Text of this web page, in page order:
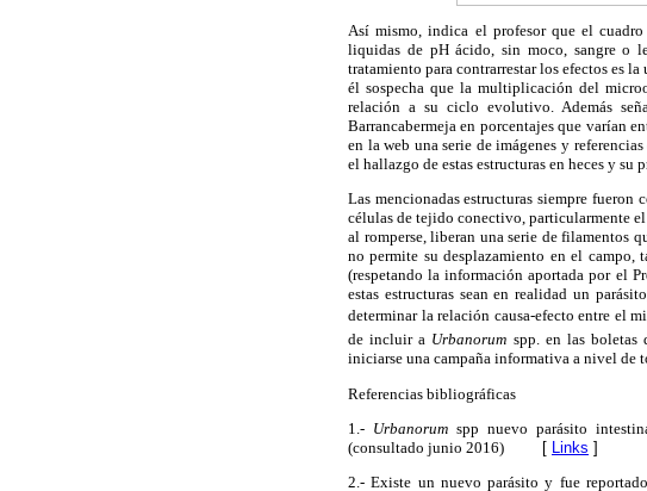
Así mismo, indica el profesor que el cuadro
liquidas de pH ácido, sin moco, sangre o
tratamiento para contrarrestar los efectos es
él sospecha que la multiplicación del
relación a su ciclo evolutivo. Además
Barrancabermeja en porcentajes que varían
en la web una serie de imágenes y
el hallazgo de estas estructuras en heces y su
Las mencionadas estructuras siempre
células de tejido conectivo, particularmente el
al romperse, liberan una serie de filamentos
no permite su desplazamiento en el
(respetando la información aportada por el
estas estructuras sean en realidad un
determinar la relación causa-efecto entre el
de incluir a Urbanorum spp. en las boletas
iniciarse una campaña informativa a nivel de
Referencias bibliográficas
1.- Urbanorum spp nuevo parásito
(consultado junio 2016) [ Links ]
2.- Existe un nuevo parásito y fue